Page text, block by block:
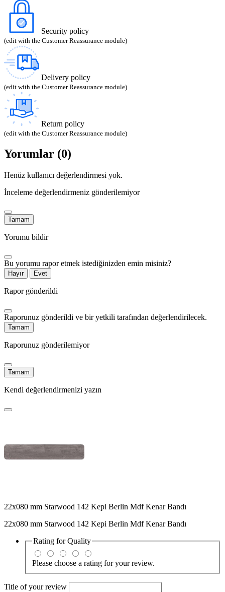
Security policy
(edit with the Customer Reassurance module)
Delivery policy
(edit with the Customer Reassurance module)
Return policy
(edit with the Customer Reassurance module)
Yorumlar (0)
Henüz kullanıcı değerlendirmesi yok.
İnceleme değerlendirmeniz gönderilemiyor
Tamam
Yorumu bildir
Bu yorumu rapor etmek istediğinizden emin misiniz?
Hayır Evet
Rapor gönderildi
Raporunuz gönderildi ve bir yetkili tarafından değerlendirilecek.
Tamam
Raporunuz gönderilemiyor
Tamam
Kendi değerlendirmenizi yazın
22x080 mm Starwood 142 Kepi Berlin Mdf Kenar Bandı
22x080 mm Starwood 142 Kepi Berlin Mdf Kenar Bandı
Rating forQuality
Please choose a rating for your review.
Title of your review